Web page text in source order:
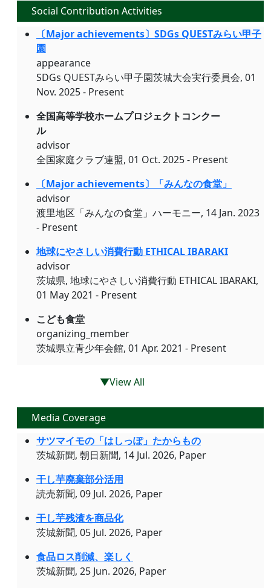
Social Contribution Activities
〔Major achievements〕SDGs QUESTみらい甲子
園
appearance
SDGs QUESTみらい甲子園茨城大会実行委員会, 01
Nov. 2025 - Present
全国高等学校ホームプロジェクトコンクー
ル
advisor
全国家庭クラブ連盟, 01 Oct. 2025 - Present
〔Major achievements〕「みんなの食堂」
advisor
渡里地区「みんなの食堂」ハーモニー, 14 Jan. 2023
- Present
地球にやさしい消費行動 ETHICAL IBARAKI
advisor
茨城県, 地球にやさしい消費行動 ETHICAL IBARAKI,
01 May 2021 - Present
こども食堂
organizing_member
茨城県立青少年会館, 01 Apr. 2021 - Present
▼View All
Media Coverage
サツマイモの「はしっぽ」たからもの
茨城新聞, 朝日新聞, 14 Jul. 2026, Paper
干し芋廃棄部分活用
読売新聞, 09 Jul. 2026, Paper
干し芋残渣を商品化
茨城新聞, 05 Jul. 2026, Paper
食品ロス削減、楽しく
茨城新聞, 25 Jun. 2026, Paper